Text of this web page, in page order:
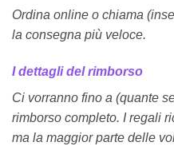
Ordina online o chiama
la consegna più veloce.
I dettagli del rimborso
Ci vorranno fino a (quante
rimborso completo. I regali
ma la maggior parte delle